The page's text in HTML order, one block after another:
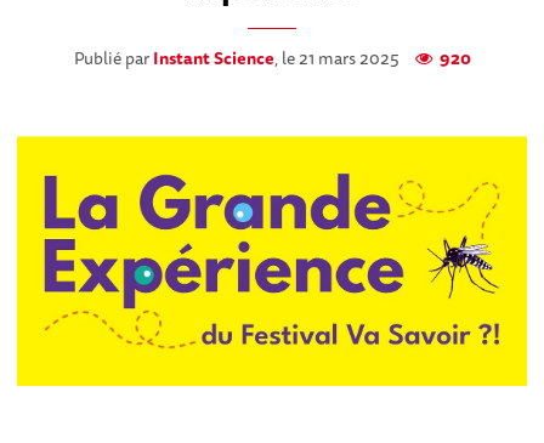
Publié parInstant Science, le 21 mars 2025 920